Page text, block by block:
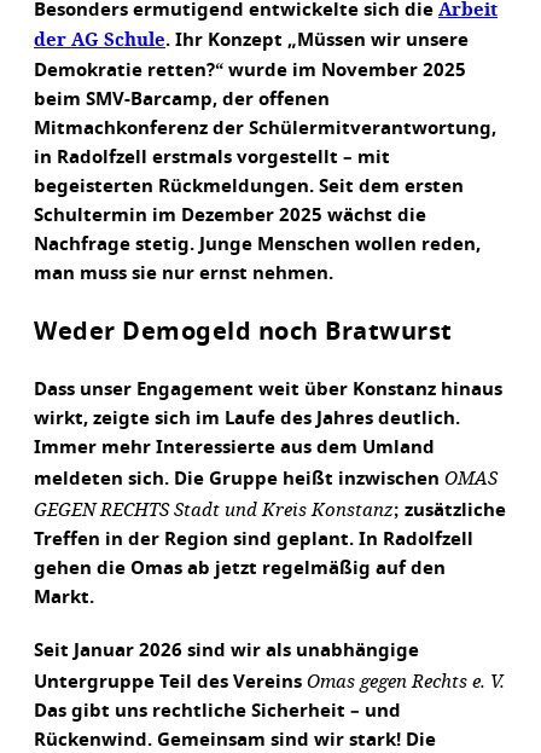
Besonders ermutigend entwickelte sich die Arbeit
der AG Schule. Ihr Konzept „Müssen wir unsere
Demokratie retten?“ wurde im November 2025
beim SMV-Barcamp, der offenen
Mitmachkonferenz der Schülermitverantwortung,
in Radolfzell erstmals vorgestellt – mit
begeisterten Rückmeldungen. Seit dem ersten
Schultermin im Dezember 2025 wächst die
Nachfrage stetig. Junge Menschen wollen reden,
man muss sie nur ernst nehmen.
Weder Demogeld noch Bratwurst
Dass unser Engagement weit über Konstanz hinaus
wirkt, zeigte sich im Laufe des Jahres deutlich.
Immer mehr Interessierte aus dem Umland
meldeten sich. Die Gruppe heißt inzwischen OMAS
GEGEN RECHTS Stadt und Kreis Konstanz; zusätzliche
Treffen in der Region sind geplant. In Radolfzell
gehen die Omas ab jetzt regelmäßig auf den
Markt.
Seit Januar 2026 sind wir als unabhängige
Untergruppe Teil des Vereins Omas gegen Rechts e. V.
Das gibt uns rechtliche Sicherheit – und
Rückenwind. Gemeinsam sind wir stark! Die